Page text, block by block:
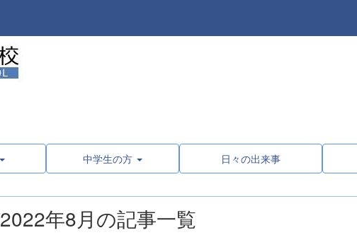
中学生の方 日々の出来事
2022年8月の記事一覧